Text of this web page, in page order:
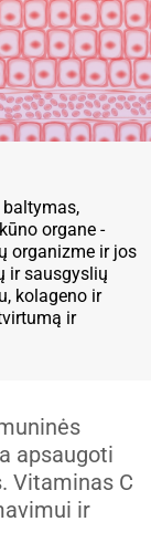
organe -
organizme ir jos
ir sausgyslių
kolageno ir
ir
apsaugoti
Vitaminas C
ir